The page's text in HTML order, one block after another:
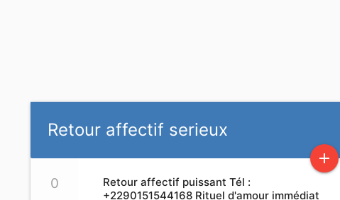
Retour affectif serieux
add
0
Retour affectif puissant Tél :
+2290151544168 Rituel d'amour immédiat